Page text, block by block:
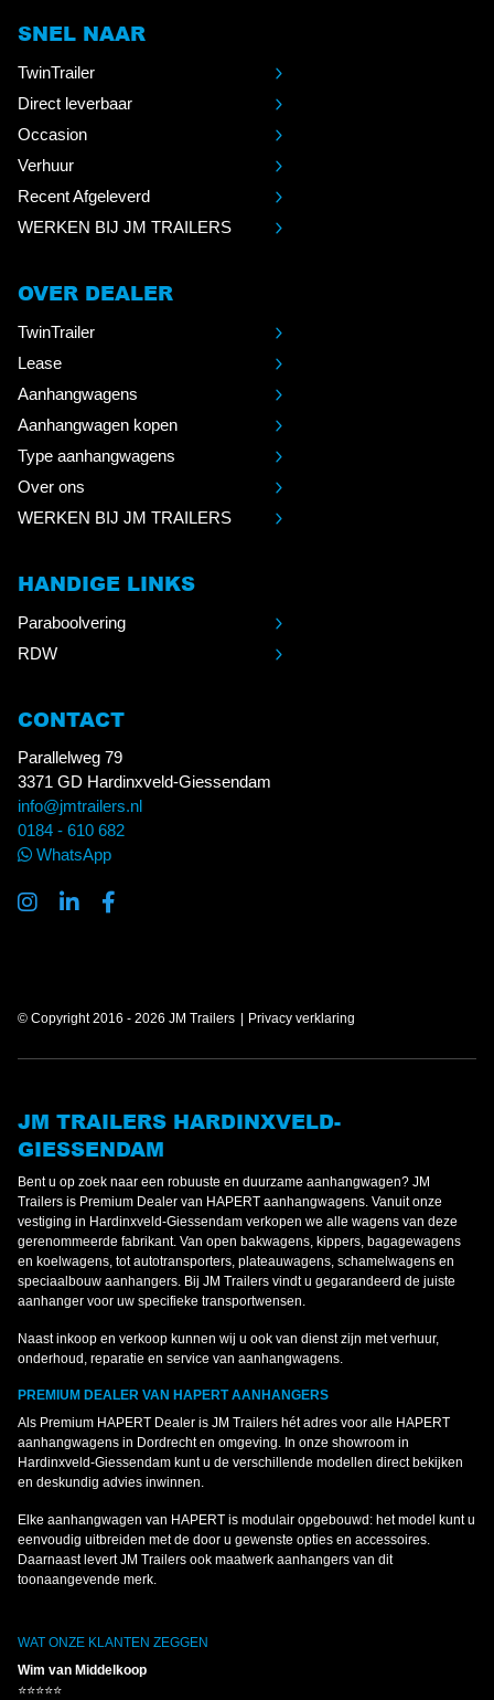
SNEL NAAR
TwinTrailer
Direct leverbaar
Occasion
Verhuur
Recent Afgeleverd
WERKEN BIJ JM TRAILERS
OVER DEALER
TwinTrailer
Lease
Aanhangwagens
Aanhangwagen kopen
Type aanhangwagens
Over ons
WERKEN BIJ JM TRAILERS
HANDIGE LINKS
Paraboolvering
RDW
CONTACT
Parallelweg 79
3371 GD Hardinxveld-Giessendam
info@jmtrailers.nl
0184 - 610 682
WhatsApp
© Copyright 2016 - 2026 JM Trailers Privacy verklaring
JM TRAILERS HARDINXVELD-
GIESSENDAM
Bent u op zoek naar een robuuste en duurzame aanhangwagen? JM
Trailers is Premium Dealer van HAPERT aanhangwagens. Vanuit onze
vestiging in Hardinxveld-Giessendam verkopen we alle wagens van deze
gerenommeerde fabrikant. Van open bakwagens, kippers, bagagewagens
en koelwagens, tot autotransporters, plateauwagens, schamelwagens en
speciaalbouw aanhangers. Bij JM Trailers vindt u gegarandeerd de juiste
aanhanger voor uw specifieke transportwensen.
Naast inkoop en verkoop kunnen wij u ook van dienst zijn met verhuur,
onderhoud, reparatie en service van aanhangwagens.
PREMIUM DEALER VAN HAPERT AANHANGERS
Als Premium HAPERT Dealer is JM Trailers hét adres voor alle HAPERT
aanhangwagens in Dordrecht en omgeving. In onze showroom in
Hardinxveld-Giessendam kunt u de verschillende modellen direct bekijken
en deskundig advies inwinnen.
Elke aanhangwagen van HAPERT is modulair opgebouwd: het model kunt u
eenvoudig uitbreiden met de door u gewenste opties en accessoires.
Daarnaast levert JM Trailers ook maatwerk aanhangers van dit
toonaangevende merk.
WAT ONZE KLANTEN ZEGGEN
Wim van Middelkoop
⭐⭐⭐⭐⭐